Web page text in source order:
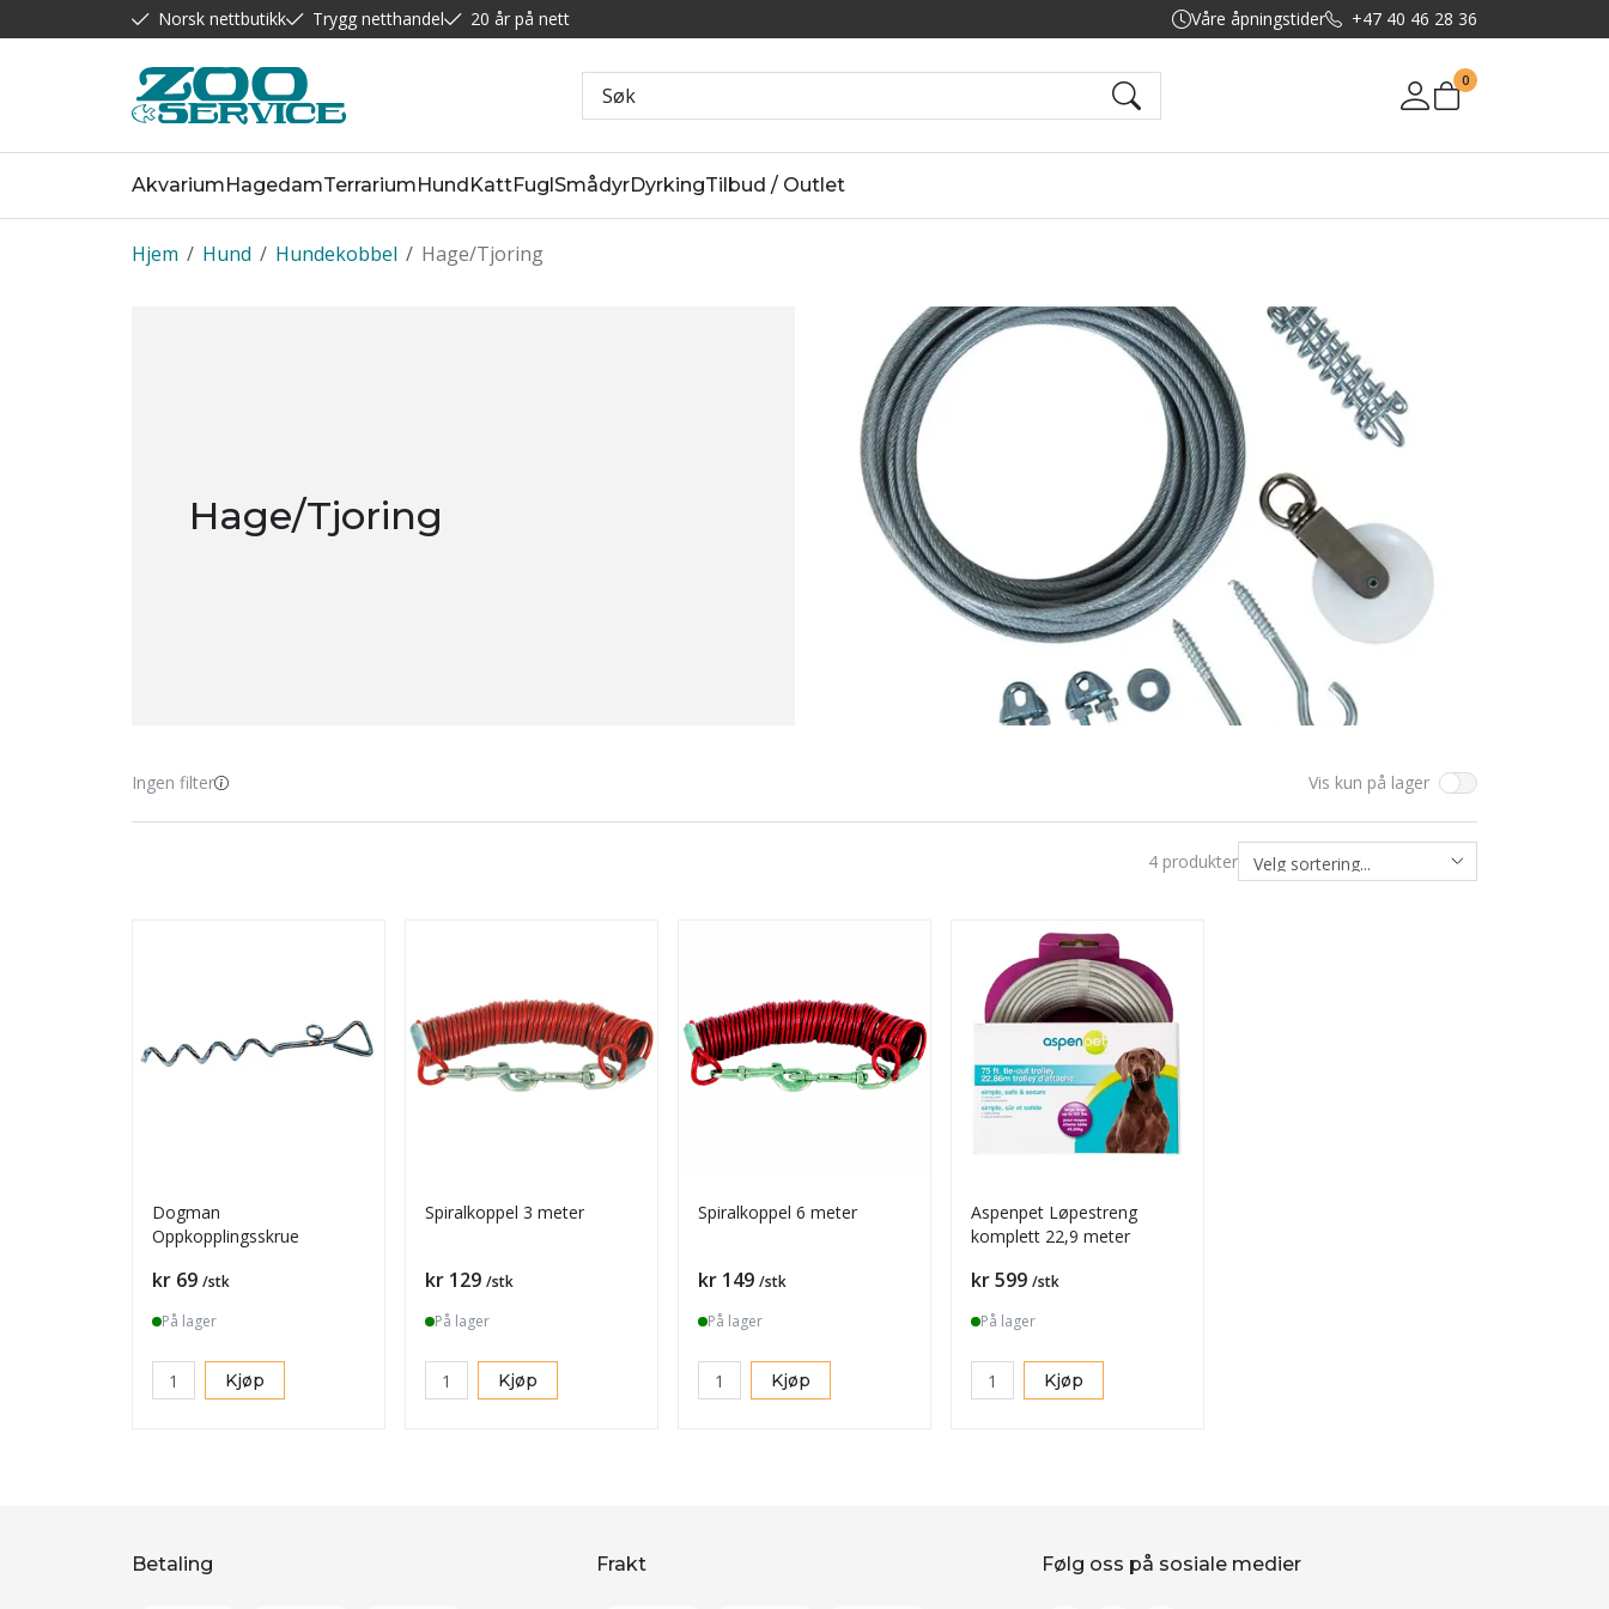
Norsk nettbutikk Trygg netthandel 20 år på nett Våre åpningstider +47 40 46 28 36
Mine sider
0
AkvariumHagedamTerrariumHundKattFuglSmådyrDyrkingTilbud / Outlet
/
Hjem /
Hund /
Hundekobbel Hage/Tjoring
Hage/Tjoring
Ingen filter Vis kun på lager
4 produkter
Dogman
Oppkopplingsskrue
Pris
kr 69 /stk
På lager
Kjøp
Spiralkoppel 3 meter
Pris
kr 129 /stk
På lager
Kjøp
Spiralkoppel 6 meter
Pris
kr 149 /stk
På lager
Kjøp
Aspenpet Løpestreng
komplett 22,9 meter
Pris
kr 599 /stk
På lager
Kjøp
Betaling Frakt Følg oss på sosiale medier